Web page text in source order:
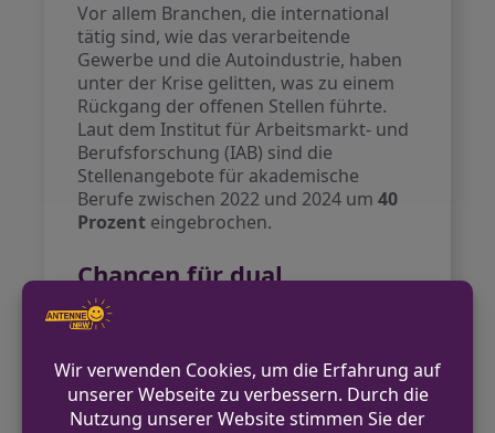
Vor allem Branchen, die international
tätig sind, wie das verarbeitende
Gewerbe und die Autoindustrie, haben
unter der Krise gelitten, was zu einem
Rückgang der offenen Stellen führte.
Laut dem Institut für Arbeitsmarkt- und
Berufsforschung (IAB) sind die
Stellenangebote für akademische
Berufe zwischen 2022 und 2024 um40
Prozent eingebrochen.
Chancen für dual
ausgebildete Fachkräfte
dual ausgebildete Fachkräfte relativ
stabil, auch wenn auch hier ein
Rückgang der Stellenausschreibungen